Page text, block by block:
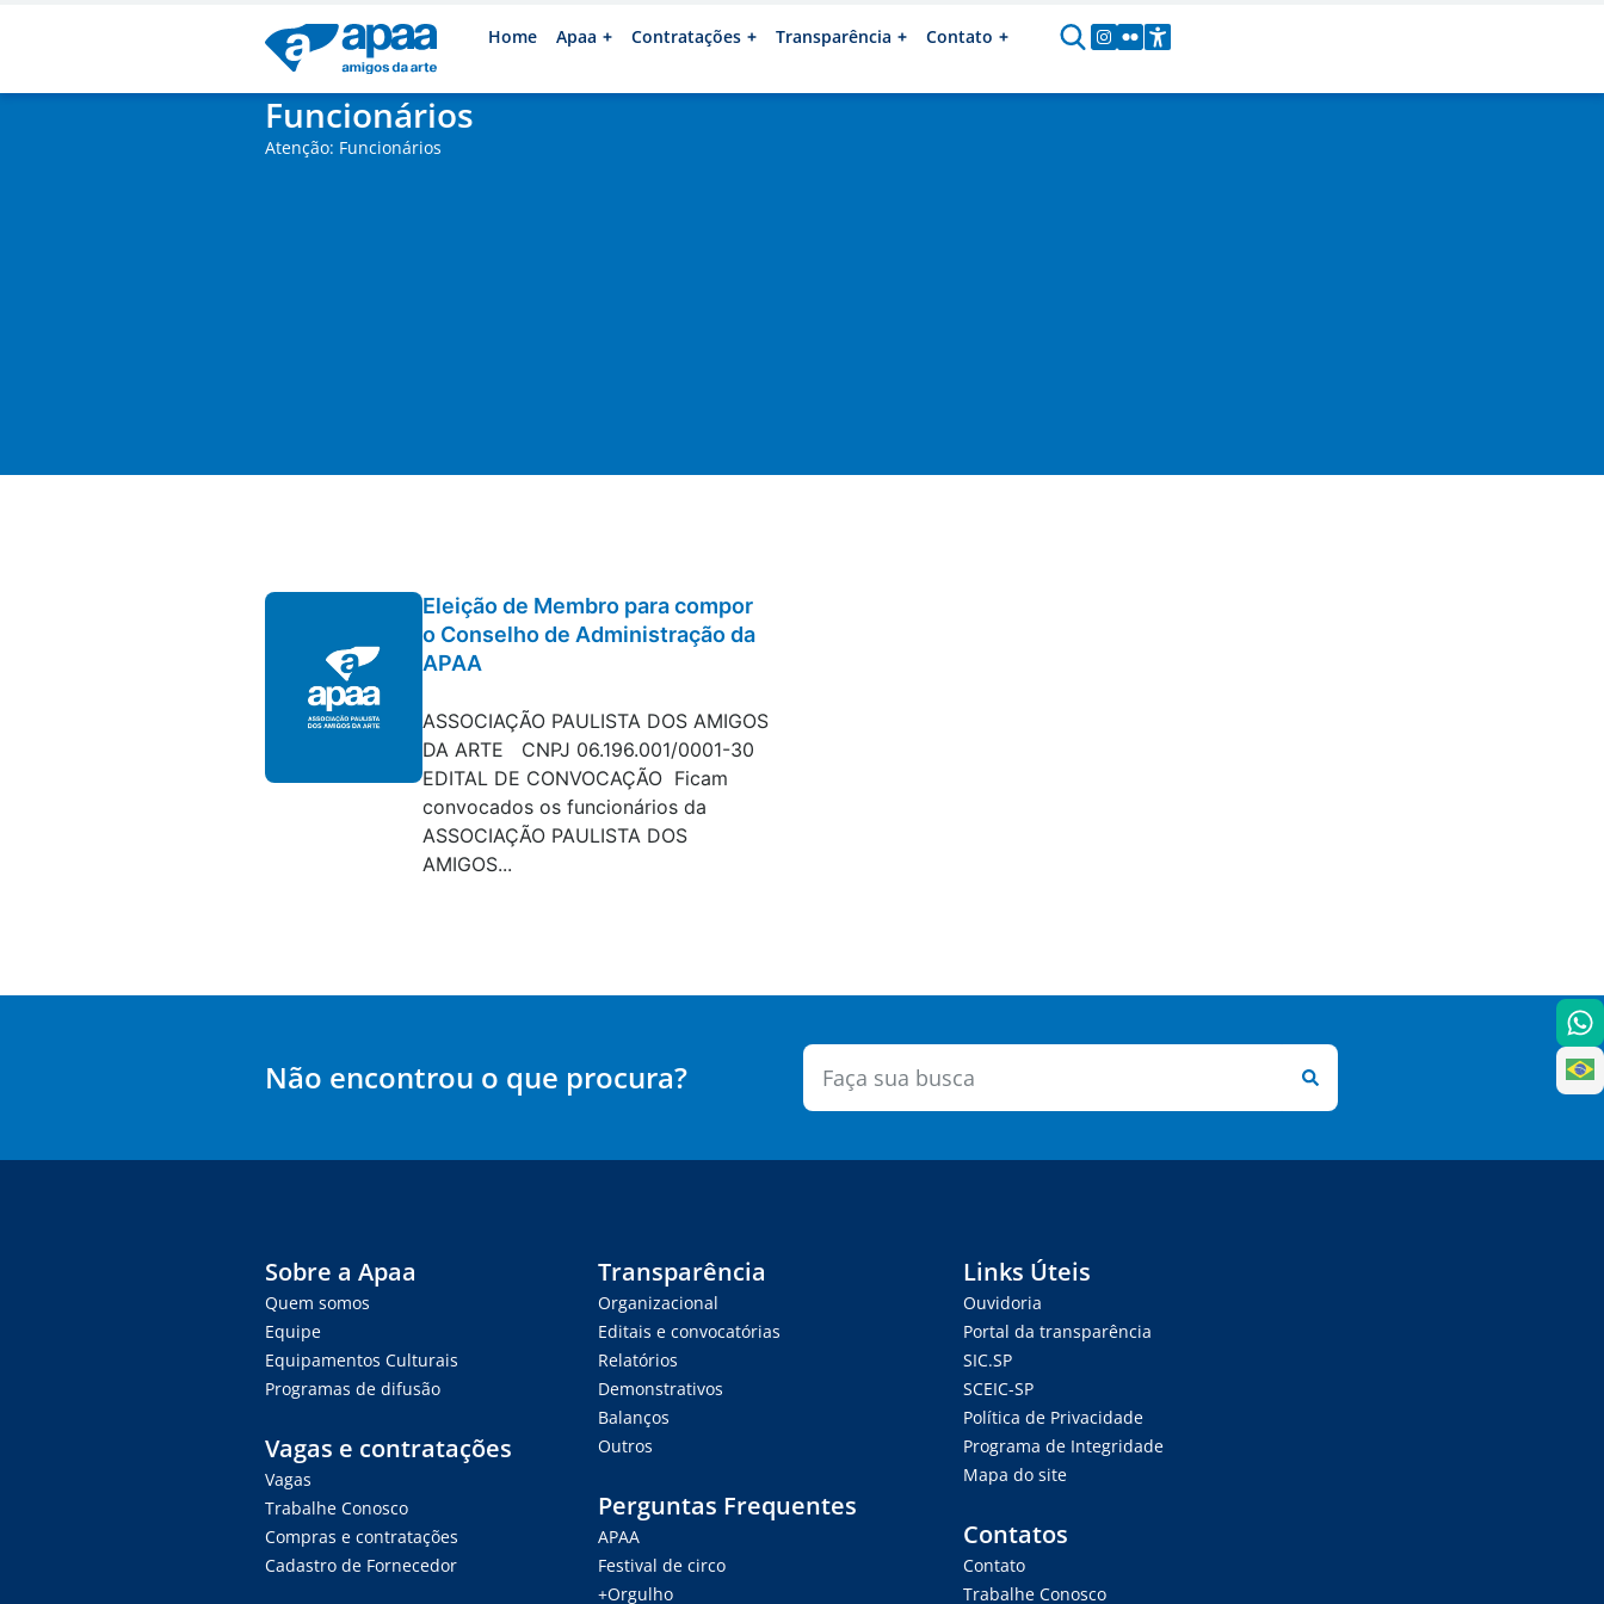
Home Apaa Contratações Transparência Contato
Funcionários
Atenção: Funcionários
Eleição de Membro para compor
o Conselho de Administração da
APAA
ASSOCIAÇÃO PAULISTA DOS AMIGOS
DA ARTE CNPJ 06.196.001/0001-30
EDITAL DE CONVOCAÇÃO Ficam
convocados os funcionários da
ASSOCIAÇÃO PAULISTA DOS
AMIGOS...
Não encontrou o que procura?
Sobre a Apaa
Quem somos
Equipe
Equipamentos Culturais
Programas de difusão
Vagas e contratações
Vagas
Trabalhe Conosco
Compras e contratações
Cadastro de Fornecedor
Transparência
Organizacional
Editais e convocatórias
Relatórios
Demonstrativos
Balanços
Outros
Perguntas Frequentes
APAA
Festival de circo
+Orgulho
Links Úteis
Ouvidoria
Portal da transparência
SIC.SP
SCEIC-SP
Política de Privacidade
Programa de Integridade
Mapa do site
Contatos
Contato
Trabalhe Conosco